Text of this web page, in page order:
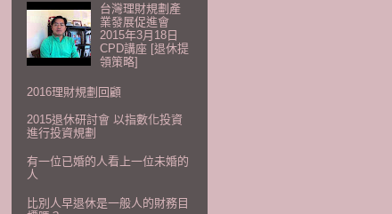
台灣理財規劃產
業發展促進會
2015年3月18日
CPD講座 [退休提
領策略]
2016理財規劃回顧
2015退休研討會 以指數化投資
進行投資規劃
有一位已婚的人看上一位未婚的
人
比別人早退休是一般人的財務目